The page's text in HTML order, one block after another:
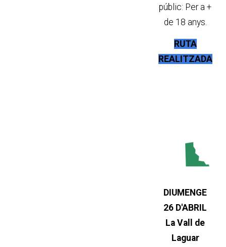
públic: Per a +
de 18 anys.
RUTA
REALITZADA
DIUMENGE
26 D'ABRIL
La Vall de
Laguar